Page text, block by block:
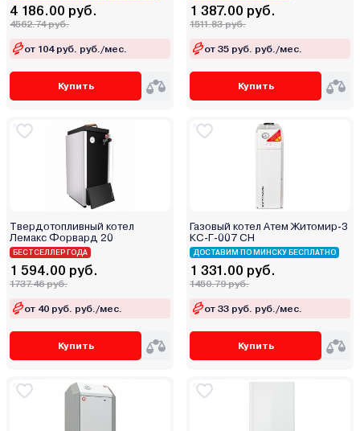
Midea
MORA-TOP
Neva
Oasis
Rihters
Rispa
Rizon
Rugas
Sakovich
Skat
Stoker
Stout
TECLine
4 186.00 руб.
4562.74 руб.
от 104 руб. руб./мес.
Купить
1 387.00 руб.
1511.83 руб.
от 35 руб. руб./мес.
Купить
Твердотопливный котел
Лемакс Форвард 20
БЕСТСЕЛЛЕР ГОДА
1 594.00 руб.
1737.46 руб.
от 40 руб. руб./мес.
Купить
Газовый котел Атем Житомир-3
КС-Г-007 СН
ДОСТАВИМ ПО МИНСКУ БЕСПЛАТНО
1 331.00 руб.
1450.79 руб.
от 33 руб. руб./мес.
Купить